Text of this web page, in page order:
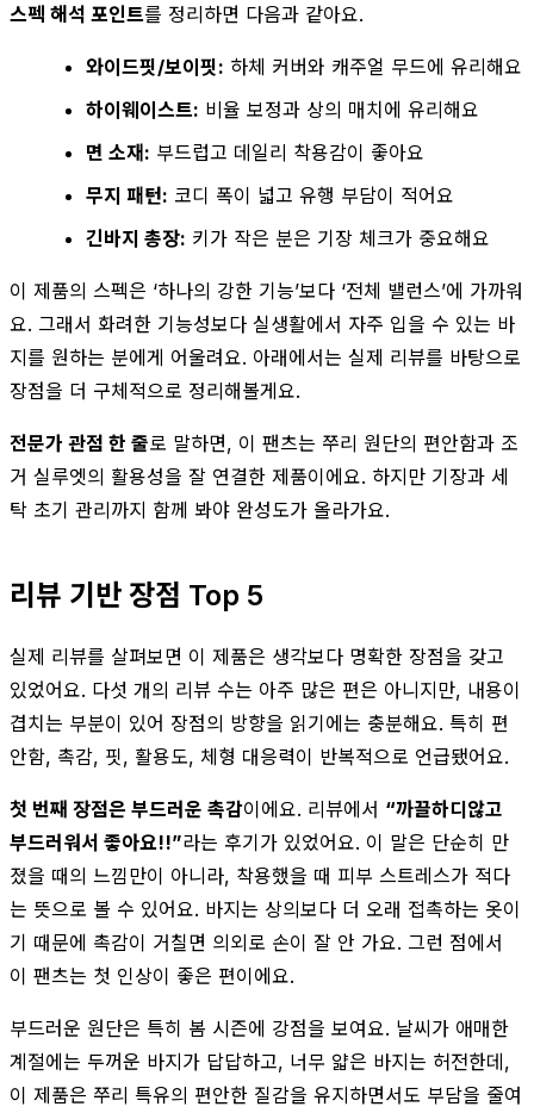
스펙 해석 포인트를 정리하면 다음과 같아요.
와이드핏/보이핏: 하체 커버와 캐주얼 무드에 유리해요
하이웨이스트: 비율 보정과 상의 매치에 유리해요
면 소재: 부드럽고 데일리 착용감이 좋아요
무지 패턴: 코디 폭이 넓고 유행 부담이 적어요
긴바지 총장: 키가 작은 분은 기장 체크가 중요해요
이 제품의 스펙은 ‘하나의 강한 기능’보다 ‘전체 밸런스’에 가까워
요. 그래서 화려한 기능성보다 실생활에서 자주 입을 수 있는 바
지를 원하는 분에게 어울려요. 아래에서는 실제 리뷰를 바탕으로
장점을 더 구체적으로 정리해볼게요.
전문가 관점 한 줄로 말하면, 이 팬츠는 쭈리 원단의 편안함과 조
거 실루엣의 활용성을 잘 연결한 제품이에요. 하지만 기장과 세
탁 초기 관리까지 함께 봐야 완성도가 올라가요.
리뷰 기반 장점 Top 5
실제 리뷰를 살펴보면 이 제품은 생각보다 명확한 장점을 갖고
있었어요. 다섯 개의 리뷰 수는 아주 많은 편은 아니지만, 내용이
겹치는 부분이 있어 장점의 방향을 읽기에는 충분해요. 특히 편
안함, 촉감, 핏, 활용도, 체형 대응력이 반복적으로 언급됐어요.
첫 번째 장점은 부드러운 촉감이에요. 리뷰에서 “까끌하디않고
부드러워서 좋아요!!”라는 후기가 있었어요. 이 말은 단순히 만
졌을 때의 느낌만이 아니라, 착용했을 때 피부 스트레스가 적다
는 뜻으로 볼 수 있어요. 바지는 상의보다 더 오래 접촉하는 옷이
기 때문에 촉감이 거칠면 의외로 손이 잘 안 가요. 그런 점에서
이 팬츠는 첫 인상이 좋은 편이에요.
부드러운 원단은 특히 봄 시즌에 강점을 보여요. 날씨가 애매한
계절에는 두꺼운 바지가 답답하고, 너무 얇은 바지는 허전한데,
이 제품은 쭈리 특유의 편안한 질감을 유지하면서도 부담을 줄여